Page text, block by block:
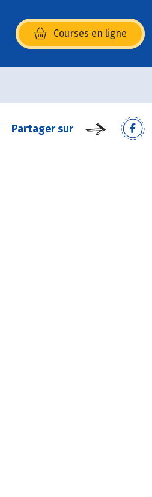
Courses en ligne
(s’ouvre dans une nouvelle
Partager sur